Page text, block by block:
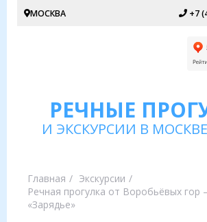
МОСКВА +7
РЕЧНЫЕ
И ЭКСКУРСИИ В МОСКВЕ
Главная
Экскурсии
Речная прогулка от Воробьёвых
«Зарядье»